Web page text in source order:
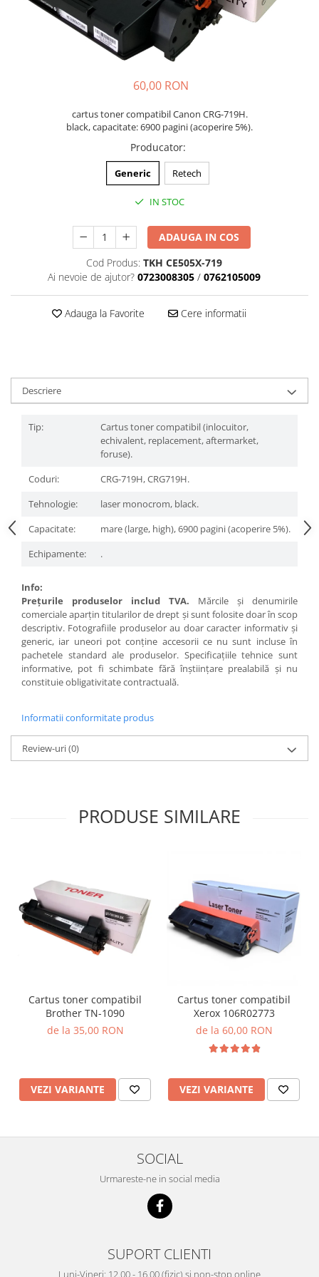
60,00 RON
cartus toner compatibil Canon CRG-719H.
black, capacitate: 6900 pagini (acoperire 5%).
Producator:
Generic Retech
IN STOC
ADAUGA IN COS
Cod Produs: TKH CE505X-719
Ai nevoie de ajutor? 0723008305 / 0762105009
Adauga la Favorite Cere informatii
Descriere
Tip:
Cartus toner compatibil (inlocuitor,
echivalent, replacement, aftermarket,
foruse).
Coduri:
CRG-719H, CRG719H.
Tehnologie:
laser monocrom, black.
Capacitate:
mare (large, high), 6900 pagini (acoperire 5%).
Echipamente:
.
Info:
Preţurile produselor includ TVA. Mărcile şi denumirile
comerciale aparţin titularilor de drept şi sunt folosite doar în scop
descriptiv. Fotografiile produselor au doar caracter informativ şi
generic, iar uneori pot conţine accesorii ce nu sunt incluse în
pachetele standard ale produselor. Specificaţiile tehnice sunt
informative, pot fi schimbate fără înştiinţare prealabilă şi nu
constituie obligativitate contractuală.
Informatii conformitate produs
Review-uri(0)
PRODUSE SIMILARE
Cartus toner compatibil
Brother TN-1090
de la 35,00 RON
VEZI VARIANTE
Cartus toner compatibil
Xerox 106R02773
de la 60,00 RON
VEZI VARIANTE
SOCIAL
Urmareste-ne in social media
SUPORT CLIENTI
Luni-Vineri: 12.00 - 16.00 (fizic) si non-stop online